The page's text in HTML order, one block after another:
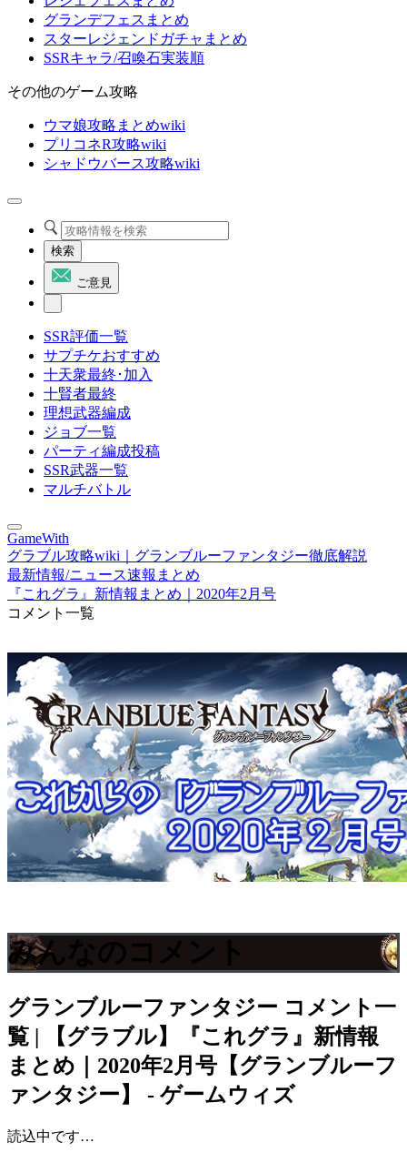
グランデフェスまとめ
スターレジェンドガチャまとめ
SSRキャラ/召喚石実装順
その他のゲーム攻略
ウマ娘攻略まとめwiki
プリコネR攻略wiki
シャドウバース攻略wiki
検索
ご意見
SSR評価一覧
サプチケおすすめ
十天衆最終･加入
十賢者最終
理想武器編成
ジョブ一覧
パーティ編成投稿
SSR武器一覧
マルチバトル
GameWith
グラブル攻略wiki｜グランブルーファンタジー徹底解説
最新情報/ニュース速報まとめ
『これグラ』新情報まとめ｜2020年2月号
コメント一覧
みんなのコメント
グランブルーファンタジー コメント一
覧 | 【グラブル】『これグラ』新情報
まとめ｜2020年2月号【グランブルーフ
ァンタジー】 - ゲームウィズ
読込中です…